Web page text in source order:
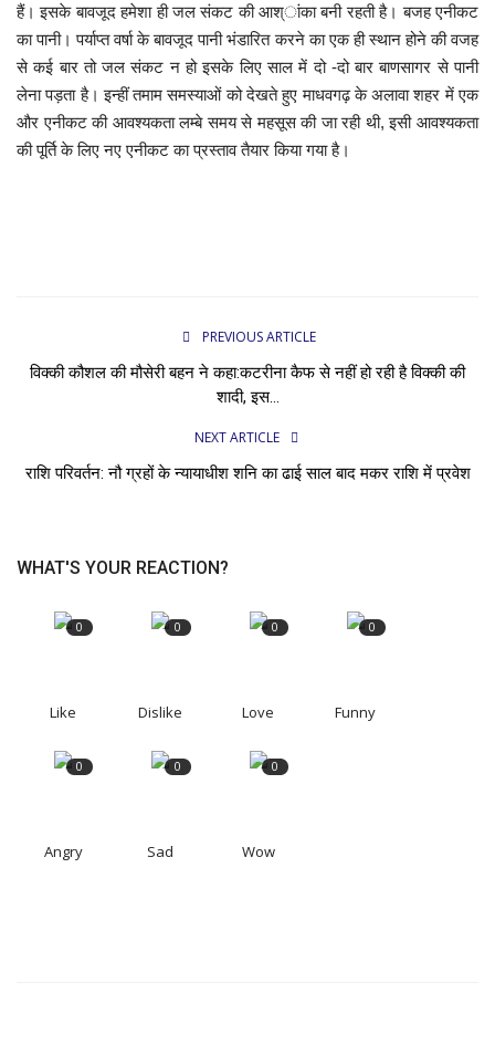
हैं। इसके बावजूद हमेशा ही जल संकट की आश्ांका बनी रहती है। बजह एनीकट
का पानी। पर्याप्त वर्षा के बावजूद पानी भंडारित करने का एक ही स्थान होने की वजह
से कई बार तो जल संकट न हो इसके लिए साल में दो -दो बार बाणसागर से पानी
लेना पड़ता है। इन्हीं तमाम समस्याओं को देखते हुए माधवगढ़ के अलावा शहर में एक
और एनीकट की आवश्यकता लम्बे समय से महसूस की जा रही थी, इसी आवश्यकता
की पूर्ति के लिए नए एनीकट का प्रस्ताव तैयार किया गया है।
PREVIOUS ARTICLE
विक्की कौशल की मौसेरी बहन ने कहा:कटरीना कैफ से नहीं हो रही है विक्की की
शादी, इस...
NEXT ARTICLE
राशि परिवर्तन: नौ ग्रहों के न्यायाधीश शनि का ढाई साल बाद मकर राशि में प्रवेश
WHAT'S YOUR REACTION?
0
Like
0
Dislike
0
Love
0
Funny
0
Angry
0
Sad
0
Wow